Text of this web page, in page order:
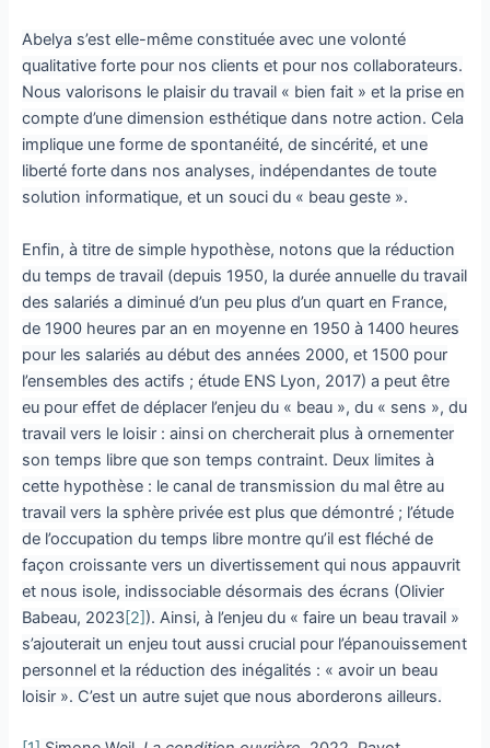
Abelya s’est elle-même constituée avec une volonté
qualitative forte pour nos clients et pour nos collaborateurs.
Nous valorisons le plaisir du travail « bien fait » et la prise en
compte d’une dimension esthétique dans notre action. Cela
implique une forme de spontanéité, de sincérité, et une
liberté forte dans nos analyses, indépendantes de toute
solution informatique, et un souci du « beau geste ».
Enfin, à titre de simple hypothèse, notons que la réduction
du temps de travail (depuis 1950, la durée annuelle du travail
des salariés a diminué d’un peu plus d’un quart en France,
de 1900 heures par an en moyenne en 1950 à 1400 heures
pour les salariés au début des années 2000, et 1500 pour
l’ensembles des actifs ; étude ENS Lyon, 2017) a peut être
eu pour effet de déplacer l’enjeu du « beau », du « sens », du
travail vers le loisir : ainsi on chercherait plus à ornementer
son temps libre que son temps contraint. Deux limites à
cette hypothèse : le canal de transmission du mal être au
travail vers la sphère privée est plus que démontré ; l’étude
de l’occupation du temps libre montre qu’il est fléché de
façon croissante vers un divertissement qui nous appauvrit
et nous isole, indissociable désormais des écrans (Olivier
Babeau, 2023[2]). Ainsi, à l’enjeu du « faire un beau travail »
s’ajouterait un enjeu tout aussi crucial pour l’épanouissement
personnel et la réduction des inégalités : « avoir un beau
loisir ». C’est un autre sujet que nous aborderons ailleurs.